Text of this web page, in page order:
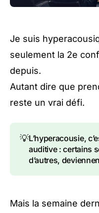
Je suis
seulement la 2e
depuis.
Autant dire que
reste un vrai défi.
💡L’hyperacousie,
auditive : certains
d’autres,
Mais la semaine